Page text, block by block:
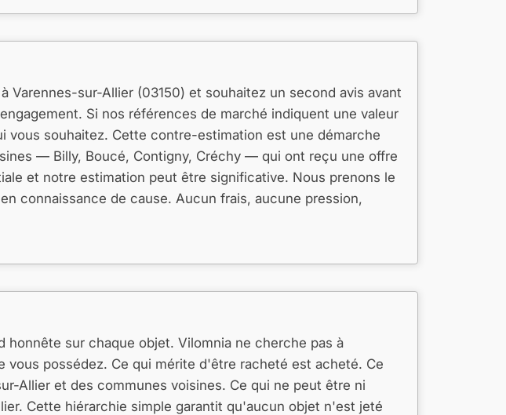
sur-Allier (03150) et souhaitez un second avis avant
Si nos références de marché indiquent une valeur
souhaitez. Cette contre-estimation est une démarche
— Billy, Boucé, Contigny, Créchy — qui ont reçu une offre
et notre estimation peut être significative. Nous prenons le
connaissance de cause. Aucun frais, aucune pression,
honnête sur chaque objet. Vilomnia ne cherche pas à
possédez. Ce qui mérite d'être racheté est acheté. Ce
Allier et des communes voisines. Ce qui ne peut être ni
Cette hiérarchie simple garantit qu'aucun objet n'est jeté